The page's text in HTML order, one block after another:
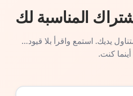
المناسبة لك
يديك. استمع واقرأ بلا قيود…
أينما كنت.